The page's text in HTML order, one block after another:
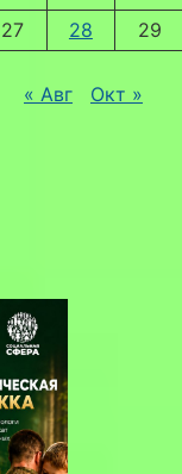
27 28 29
« Авг Окт »